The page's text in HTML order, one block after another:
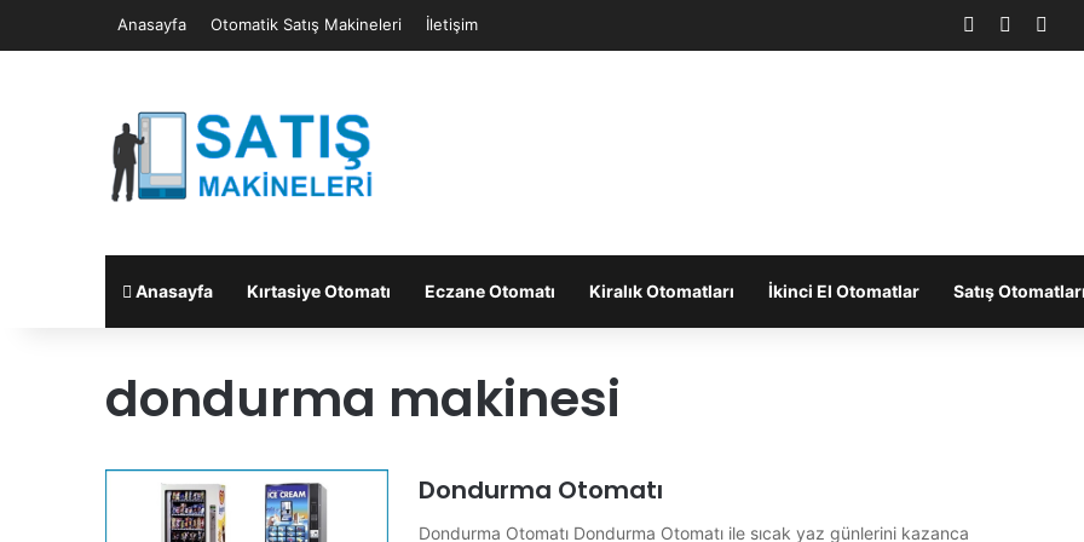
Anasayfa Otomatik Satış Makineleri İletişim Facebook
Anasayfa Kırtasiye Otomatı Eczane Otomatı Kiralık Otomatları İkinci El Otomatlar Satış Otomatları
dondurma makinesi
Dondurma Otomatı
Dondurma Otomatı Dondurma Otomatı ile sıcak yaz günlerini kazanca